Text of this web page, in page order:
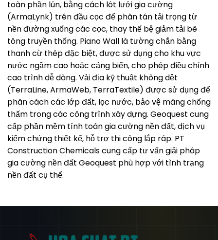
toàn phần lún, bằng cách lót lưới gia cường
(ArmaLynk) trên đầu cọc để phân tán tải trọng từ
nền đường xuống các cọc, thay thế bệ giảm tải bê
tông truyền thống. Piano Wall là tường chắn bằng
thanh cừ thép đặc biệt, được sử dụng cho khu vực
nước ngầm cao hoặc cảng biển, cho phép điều chỉnh
cao trình dễ dàng. Vải địa kỹ thuật không dệt
(TerraLine, ArmaWeb, TerraTextile) được sử dụng để
phân cách các lớp đất, lọc nước, bảo vệ màng chống
thấm trong các công trình xây dựng. Geoquest cung
cấp phần mềm tính toán gia cường nền đất, dịch vụ
kiểm chứng thiết kế, hỗ trợ thi công lắp ráp. PT
Construction Chemicals cung cấp tư vấn giải pháp
gia cường nền đất Geoquest phù hợp với tình trạng
nền đất cụ thể.